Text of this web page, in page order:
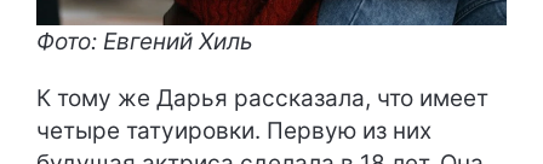
Фото: Евгений Хиль
К тому же Дарья рассказала, что имеет
четыре татуировки. Первую из них